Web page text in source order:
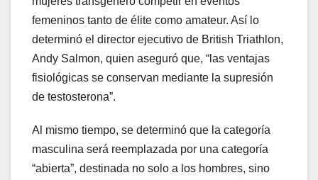
femeninos tanto de élite como amateur. Así lo
determinó el director ejecutivo de British Triathlon,
Andy Salmon, quien aseguró que, “las ventajas
fisiológicas se conservan mediante la supresión
de testosterona”.
Al mismo tiempo, se determinó que la categoría
masculina será reemplazada por una categoría
“abierta”, destinada no solo a los hombres, sino